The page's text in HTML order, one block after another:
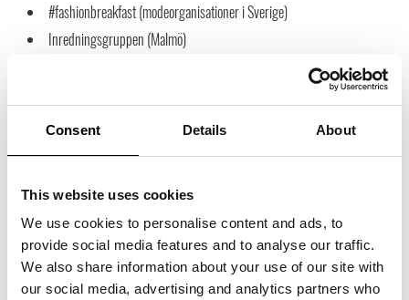
Consent Details About
This website uses cookies
We use cookies to personalise content and ads, to
provide social media features and to analyse our traffic.
We also share information about your use of our site with
our social media, advertising and analytics partners who
#fashionbreakfast (modeorganisationer i Sverige)
Inredningsgruppen (Malmö)
Internationally United Commercial Agents & Brokers (IUCAB)
Nordic Fashion Association (NFA, modeorganisationer i Norden)
Skoleverantörernas Förening
Swedish Shoe Environmental Initiative (SSEI)
Textilgruppen (Göteborg)